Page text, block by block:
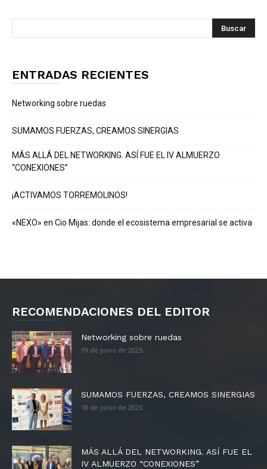
ENTRADAS RECIENTES
Networking sobre ruedas
SUMAMOS FUERZAS, CREAMOS SINERGIAS
MÁS ALLÁ DEL NETWORKING. ASÍ FUE EL IV ALMUERZO
“CONEXIONES”
¡ACTIVAMOS TORREMOLINOS!
«NEXO» en Cio Mijas: donde el ecosistema empresarial se activa
RECOMENDACIONES DEL EDITOR
Networking sobre ruedas
19 de junio de 2025
SUMAMOS FUERZAS, CREAMOS SINERGIAS
18 de junio de 2025
MÁS ALLÁ DEL NETWORKING. ASÍ FUE EL
IV ALMUERZO “CONEXIONES”